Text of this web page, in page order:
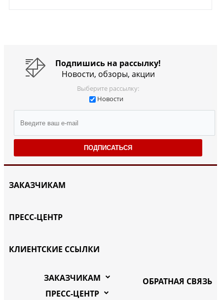
Подпишись на рассылку!
Новости, обзоры, акции
Выберите рассылку:
Новости
ПОДПИСАТЬСЯ
ЗАКАЗЧИКАМ
ПРЕСС-ЦЕНТР
КЛИЕНТСКИЕ ССЫЛКИ
ОБРАТНАЯ СВЯЗЬ
ЗАКАЗЧИКАМ
ПРЕСС-ЦЕНТР